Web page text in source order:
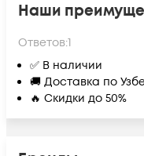
Наши
Ответов:1
✅ В наличии
🚚 Доставка по
🔥 Скидки до 50%